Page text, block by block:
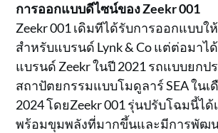
การออกแบบดีไซน์ของ Zeekr 001
Zeekr 001 เดิมทีได้รับการออกแบบใ
สำหรับแบรนด์ Lynk & Co แต่ต่อมาไ
แบรนด์ Zeekr ในปี 2021 รถแบบยก
สถาปัตยกรรมแบบโมดูลาร์ SEA ใน
2024 โดยZeekr 001 รุ่นปรับโฉมนี้ไ
พร้อมขุมพลังที่มากขึ้นและมีการพัฒ